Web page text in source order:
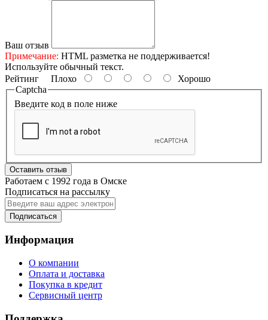
Ваш отзыв
Примечание: HTML разметка не поддерживается!
Используйте обычный текст.
Рейтинг Плохо
Хорошо
Captcha
Введите код в поле ниже
Оставить отзыв
Работаем с 1992 года в Омске
Подписаться на рассылку
Подписаться
Информация
О компании
Оплата и доставка
Покупка в кредит
Сервисный центр